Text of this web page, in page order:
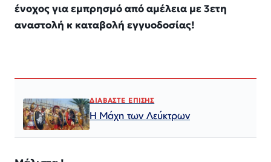
ένοχος για εμπρησμό από αμέλεια με 3ετη
αναστολή κ καταβολή εγγυοδοσίας!
ΔΙΑΒΑΣΤΕ ΕΠΙΣΗΣ
Η Μάχη των Λεύκτρων